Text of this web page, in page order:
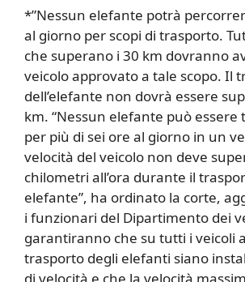
*”Nessun elefante potrà
al giorno per scopi di trasporto.
che superano i 30 km dovranno
veicolo approvato a tale scopo. Il
dell’elefante non dovrà essere
km. “Nessun elefante può
per più di sei ore al giorno in un
velocità del veicolo non deve
chilometri all’ora durante il
elefante”, ha ordinato la corte,
i funzionari del Dipartimento dei
garantiranno che su tutti i veicoli
trasporto degli elefanti siano